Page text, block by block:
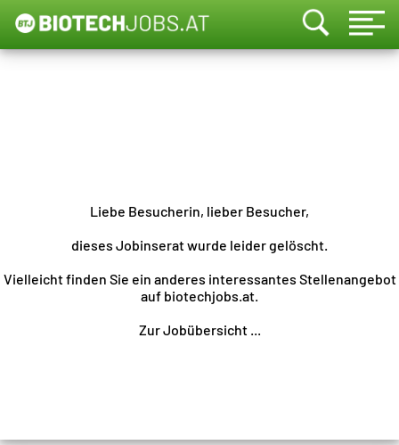
Liebe Besucherin, lieber Besucher,
dieses Jobinserat wurde leider gelöscht.
Vielleicht finden Sie ein anderes interessantes Stellenangebot
auf biotechjobs.at.
Zur Jobübersicht ...